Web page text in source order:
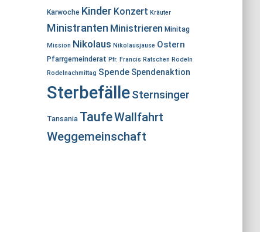
Karwoche Kinder Konzert Kräuter
Ministranten Ministrieren Minitag
Mission Nikolaus Nikolausjause Ostern
Pfarrgemeinderat Pfr. Francis Ratschen Rodeln
Rodelnachmittag Spende Spendenaktion
Sterbefälle Sternsinger
Tansania TaufeWallfahrt
Weggemeinschaft